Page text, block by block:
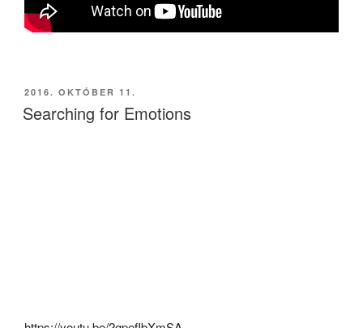
BEKÜLDVE:
2016. OKTÓBER 11.
Searching for Emotions